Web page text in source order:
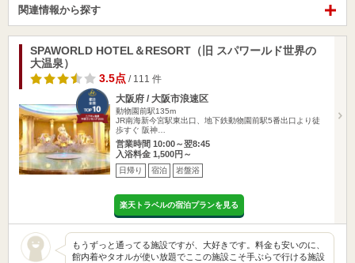
関連情報から探す
SPAWORLD HOTEL＆RESORT（旧 スパワールド世界の
大温泉）
3.5点 / 111 件
大阪府 / 大阪市浪速区
動物園前駅135m
JR南海新今宮駅東出口、地下鉄動物園前駅5番出口より徒
歩すぐ 阪神…
営業時間 10:00～翌8:45
入浴料金 1,500円～
日帰り 宿泊 岩盤浴
楽天トラベルの宿泊プランを見る
もうずっと通ってる施設ですが、大好きです。料金も安いのに、
館内着やタオルが使い放題でここの施設こそ手ぶらで行ける施設